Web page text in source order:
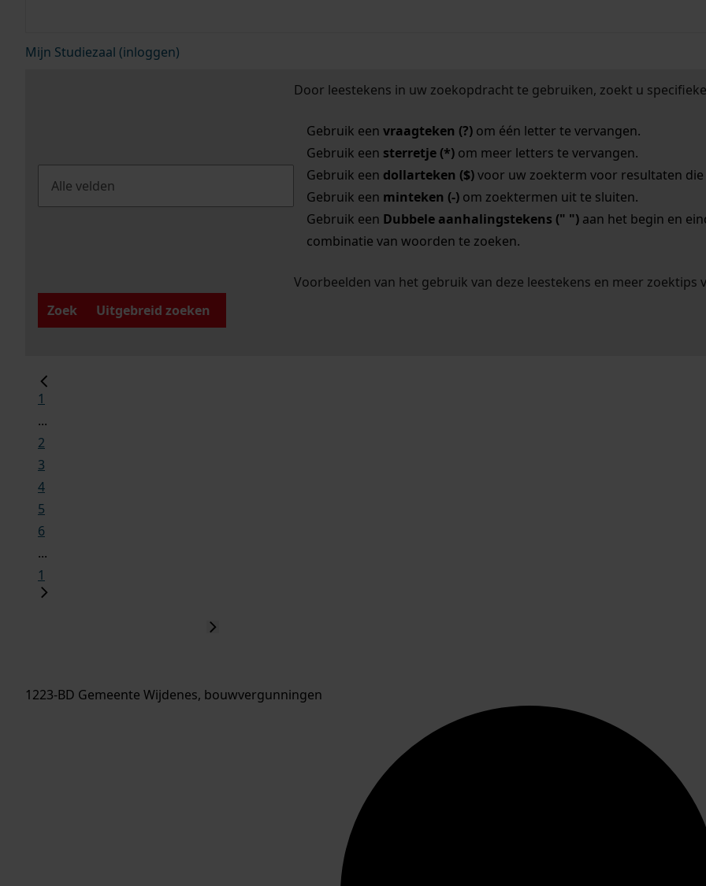
Mijn Studiezaal (inloggen)
Door leestekens in uw zoekopdracht te gebruiken, zoekt u
Gebruik een vraagteken (?)om één letter te vervangen.
Gebruik een sterretje (*)om meer letters te vervangen.
Gebruik een dollarteken ($)voor uw zoekterm voor resultaten die
Gebruik een minteken (-)om zoektermen uit te sluiten.
Gebruik een Dubbele aanhalingstekens (" ")aan het begin en
combinatie van woorden te zoeken.
Voorbeelden van het gebruik van deze leestekens en meer zoektips
Zoek
Uitgebreid zoeken
1
...
2
3
4
5
6
...
1
1223-BD Gemeente Wijdenes, bouwvergunningen